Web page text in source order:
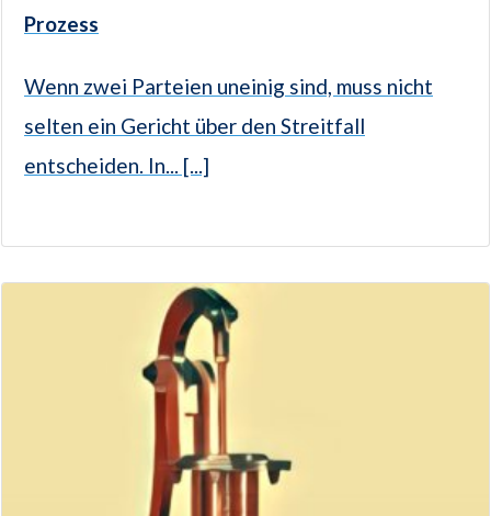
Prozess
Wenn zwei Parteien uneinig sind, muss nicht
selten ein Gericht über den Streitfall
entscheiden. In... [...]